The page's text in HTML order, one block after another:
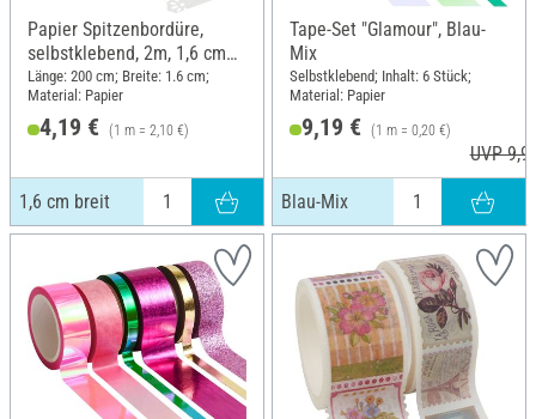
Papier Spitzenbordüre,
selbstklebend, 2m, 1,6 cm
breit
Länge: 200 cm; Breite: 1.6 cm;
Material: Papier
4,19 € (1 m = 2,10 €)
1,6 cm breit
Tape-Set "Glamour", Blau-
Mix
Selbstklebend; Inhalt: 6 Stück;
Material: Papier
9,19 € (1 m = 0,20 €)
UVP
Blau-Mix